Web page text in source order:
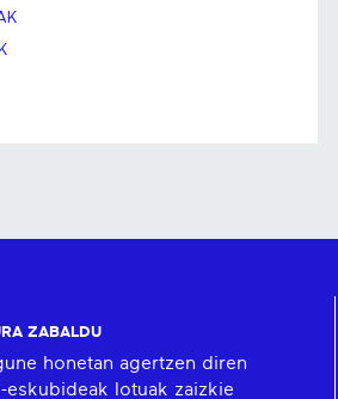
ZABALDU
honetan agertzen diren
eskubideak lotuak zaizkie